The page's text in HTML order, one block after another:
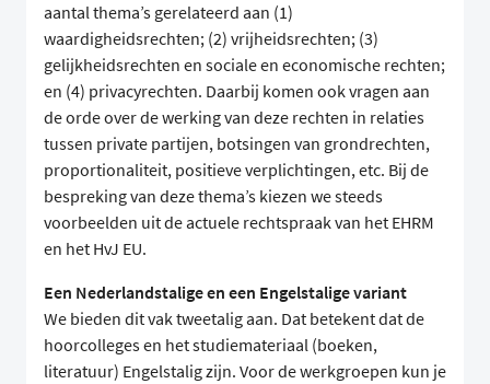
aantal thema’s gerelateerd aan (1)
waardigheidsrechten; (2) vrijheidsrechten; (3)
gelijkheidsrechten en sociale en economische rechten;
en (4) privacyrechten. Daarbij komen ook vragen aan
de orde over de werking van deze rechten in relaties
tussen private partijen, botsingen van grondrechten,
proportionaliteit, positieve verplichtingen, etc. Bij de
bespreking van deze thema’s kiezen we steeds
voorbeelden uit de actuele rechtspraak van het EHRM
en het HvJ EU.
Een Nederlandstalige en een Engelstalige variant
We bieden dit vak tweetalig aan. Dat betekent dat de
hoorcolleges en het studiemateriaal (boeken,
literatuur) Engelstalig zijn. Voor de werkgroepen kun je